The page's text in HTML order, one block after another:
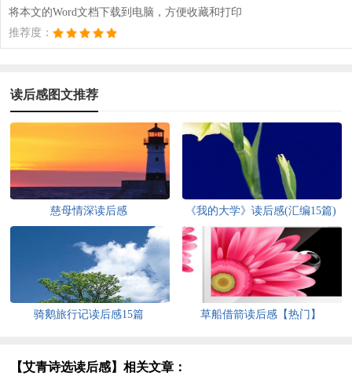
将本文的Word文档下载到电脑，方便收藏和打印
推荐度：
读后感图文推荐
慈母情深读后感 《我的大学》读后感(汇编15篇)
骑鹅旅行记读后感15篇 草船借箭读后感【热门】
【艾青诗选读后感】相关文章：